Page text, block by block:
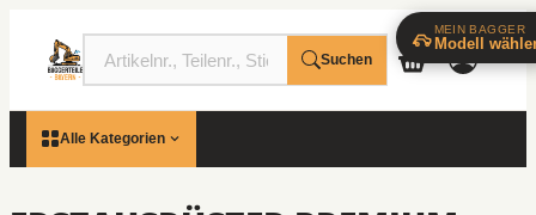
Suchen
Alle Kategorien
MEIN BAGGER
Modell